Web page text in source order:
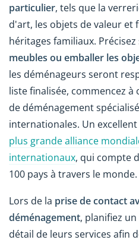
particulier, tels que la
d'art, les objets de valeur et
héritages familiaux. Précisez
meubles ou emballer les
les déménageurs seront
liste finalisée, commencez
de déménagement
internationales. Un
plus grande alliance
internationaux, qui compte
100 pays à travers le monde.
Lors de la prise de contact
déménagement, planifiez
détail de leurs services afin